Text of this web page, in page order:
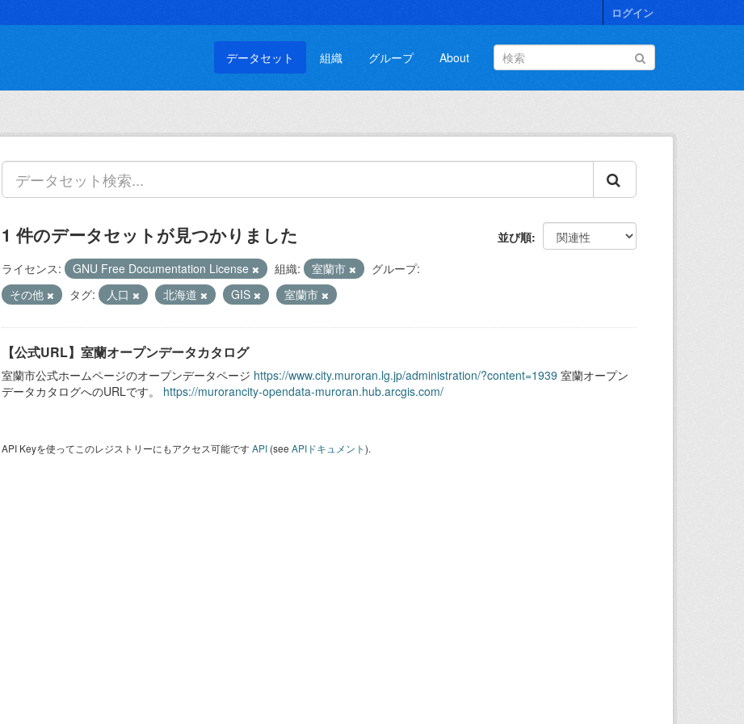
ログイン
データセット 組織 グループ About
並び順
1 件のデータセットが見つかりました
ライセンス: GNU Free Documentation License 組織: 室蘭市
グループ:
その他
タグ: 人口 北海道 GIS 室蘭市
【公式URL】室蘭オープンデータカタログ
室蘭市公式ホームページのオープンデータページ https://www.city.muroran.lg.jp/administration/?content=1939 室蘭オープン
データカタログへのURLです。 https://murorancity-opendata-muroran.hub.arcgis.com/
API Keyを使ってこのレジストリーにもアクセス可能ですAPI (see APIドキュメント).